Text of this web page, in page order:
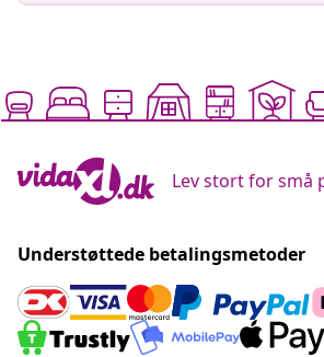
Lev stort for små
Understøttede betalingsmetoder